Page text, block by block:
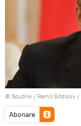
© Sputnik / Ramil Sitdikov /
Abonare